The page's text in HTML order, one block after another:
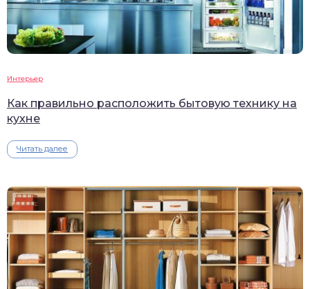
Интерьер
Как правильно расположить бытовую технику на
кухне
Читать далее